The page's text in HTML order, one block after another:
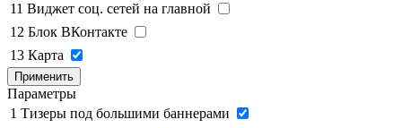
11 Виджет соц. сетей на главной
12 Блок ВКонтакте
13 Карта
Применить
Параметры
1 Тизеры под большими баннерами